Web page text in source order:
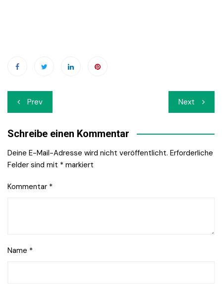
Beitrags-
Navigation
Prev Next
Schreibe einen Kommentar
Deine E-Mail-Adresse wird nicht veröffentlicht. Erforderliche
Felder sind mit * markiert
Kommentar *
Name *